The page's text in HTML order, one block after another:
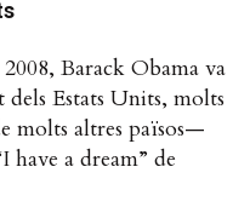
Barack Obama va
dels Estats Units, molts
molts altres països—
have a dream” de